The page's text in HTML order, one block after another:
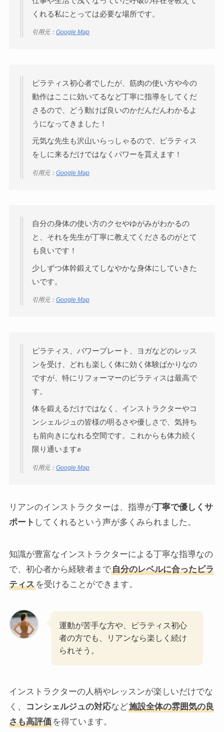
くれる私にとっては必要な場所です。
引用元： Google Map
ピラティス初心者でしたが、筋肉の使い方や今の
動作はここに効いてるなど丁寧に指導をしてくだ
さるので、どう動けば良いのかだんだんわかるよ
うになってきました！
元気な先生も沢山いらっしゃるので、ピラティス
をしに来るだけではなくパワーを貰えます！
引用元： Google Map
自分の身体の使い方のクセやゆがみがわかるの
と、それを先生が丁寧に教えてくださるのがとて
も良いです！
少しずつ体幹鍛えてしなやかな身体にしていきた
いです。
引用元： Google Map
ピラティス、パワープレート、ヨガなどのレッス
ンを受け、どれも楽しく体に効く体験ばかりなの
ですが、特にリフォーマーのピラティスは最高で
す。
体を鍛えるだけではなく、インストラクターやコ
ンシェルジュの皆様の明るさや優しさで、気持ち
も前向きになれる空間です。これからも体力続く
限り通います✊
引用元： Google Map
リアンのインストラクターは、指導が丁寧で優しくサ
ポート してくれるという声が多くみられました。
知識が豊富なインストラクターによる丁寧な指導なの
で、初心者から経験者まで自分のレベルに合ったピラ
ティスを受けることができます。
運動が苦手な方や、ピラティス初心
者の方でも、リアンなら楽しく続け
られそう。
インストラクターの人柄やレッスンが楽しいだけでな
く、
コンシェルジュの対応など施設全体の雰囲気の良
さも高評価を得ています。